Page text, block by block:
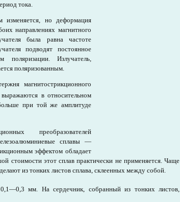
тока.
изменяется, но деформация
направлениях магнитного
была равна частоте
подводят постоянное
поляризации. Излучатель,
поляризованным.
магнитострикционного
в относительном
при той же амплитуде
преобразователей
сплавы —
эффектом обладает
стоимости этот сплав практически не применяется. Чаще
из тонких листов сплава, склеенных между собой.
мм. На сердечник, собранный из тонких листов,